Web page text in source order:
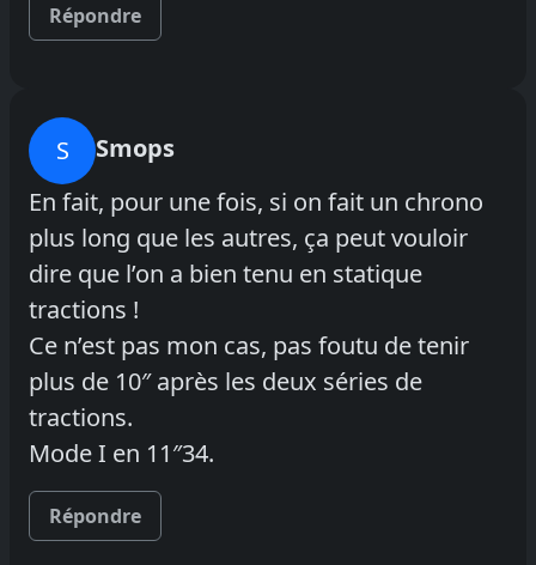
Répondre
S
Smops
En fait, pour une fois, si on fait un chrono
plus long que les autres, ça peut vouloir
dire que l’on a bien tenu en statique
tractions !
Ce n’est pas mon cas, pas foutu de tenir
plus de 10″ après les deux séries de
tractions.
Mode I en 11″34.
Répondre